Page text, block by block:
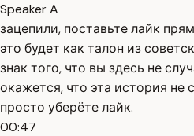
Speaker A
зацепили, поставьте лайк
это будет как талон из
знак того, что вы здесь не
окажется, что эта история не
просто уберёте лайк.
00:47